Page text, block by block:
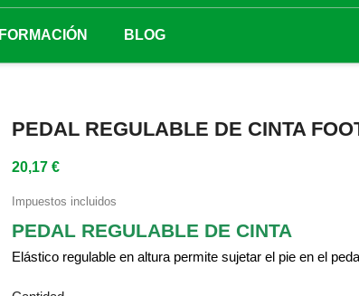
FORMACIÓN BLOG
PEDAL REGULABLE DE CINTA
20,17 €
Impuestos incluidos
PEDAL REGULABLE DE CINTA
Elástico regulable en altura permite sujetar el pie en el